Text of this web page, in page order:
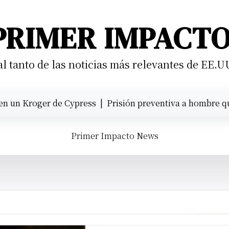
tanto de las noticias más relevantes de
de Cypress |Prisión preventiva a hombre que
Primer Impacto News